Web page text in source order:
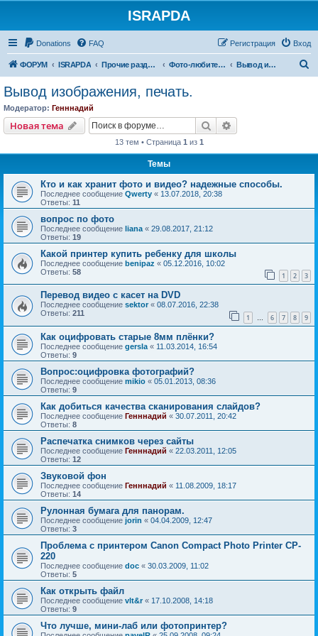
ISRAPDA
Donations FAQ Вход
Регистрация
ФОРУМ ISRAPDA Прочие разделы Фото-любителям Вывод изображения, печать.
Вывод изображения, печать.
Модератор: Генннадий
Новая тема
Новаятема Поиск
13 тем • Страница 1 из 1
Темы
Кто и как хранит фото и видео? надежные способы.
Последнее сообщение Qwerty « 13.07.2018, 20:38
Ответы: 11
вопрос по фото
Последнее сообщение liana « 29.08.2017, 21:12
Ответы: 19
Какой принтер купить ребенку для школы
Последнее сообщение benipaz « 05.12.2016, 10:02
Ответы: 58 1 2 3
Перевод видео с касет на DVD
Последнее сообщение sektor « 08.07.2016, 22:38
Ответы: 211 1 … 6 7 8 9
Как оцифровать старые 8мм плёнки?
Последнее сообщение gersla « 11.03.2014, 16:54
Ответы: 9
Вопрос:оцифровка фотографий?
Последнее сообщение mikio « 05.01.2013, 08:36
Ответы: 9
Как добиться качества сканирования слайдов?
Последнее сообщение Генннадий « 30.07.2011, 20:42
Ответы: 8
Распечатка снимков через сайты
Последнее сообщение Генннадий « 22.03.2011, 12:05
Ответы: 12
Звуковой фон
Последнее сообщение Генннадий « 11.08.2009, 18:17
Ответы: 14
Рулонная бумага для панорам.
Последнее сообщение jorin « 04.04.2009, 12:47
Ответы: 3
Проблема с принтером Canon Compact Photo Printer CP-
220
Последнее сообщение doc « 30.03.2009, 11:02
Ответы: 5
Как открыть файл
Последнее сообщение vlt&r « 17.10.2008, 14:18
Ответы: 9
Что лучше, мини-лаб или фотопринтер?